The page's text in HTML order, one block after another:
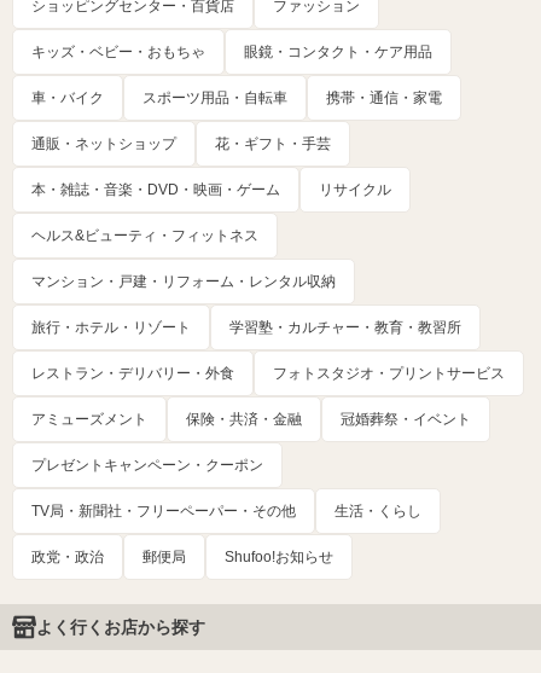
ショッピングセンター・百貨店 ファッション
キッズ・ベビー・おもちゃ 眼鏡・コンタクト・ケア用品
車・バイク スポーツ用品・自転車 携帯・通信・家電
通販・ネットショップ 花・ギフト・手芸
本・雑誌・音楽・DVD・映画・ゲーム リサイクル
ヘルス&ビューティ・フィットネス
マンション・戸建・リフォーム・レンタル収納
旅行・ホテル・リゾート 学習塾・カルチャー・教育・教習所
レストラン・デリバリー・外食 フォトスタジオ・プリントサービス
アミューズメント 保険・共済・金融 冠婚葬祭・イベント
プレゼントキャンペーン・クーポン
TV局・新聞社・フリーペーパー・その他 生活・くらし
政党・政治 郵便局 Shufoo!お知らせ
よく行くお店から探す